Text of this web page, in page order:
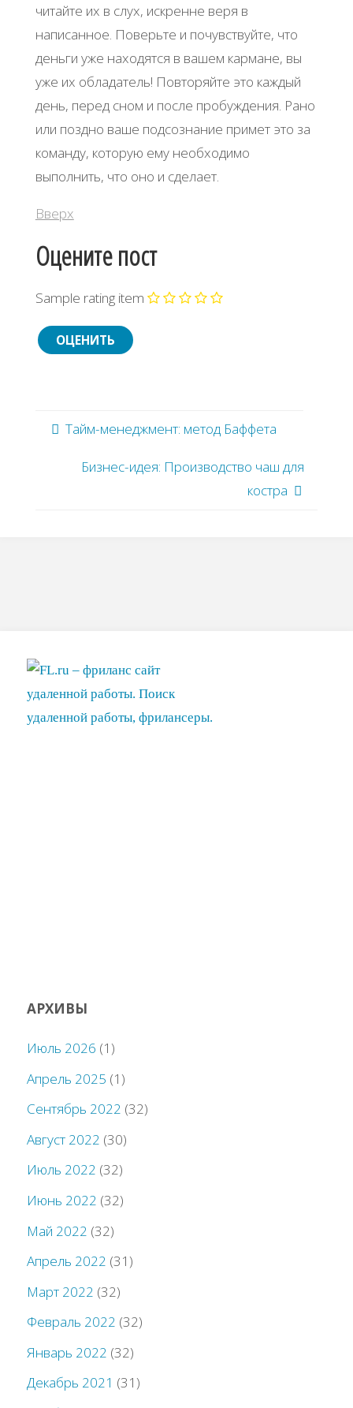
читайте их в слух, искренне веря в
написанное. Поверьте и почувствуйте, что
деньги уже находятся в вашем кармане, вы
уже их обладатель! Повторяйте это каждый
день, перед сном и после пробуждения. Рано
или поздно ваше подсознание примет это за
команду, которую ему необходимо
выполнить, что оно и сделает.
Вверх
Оцените пост
Sample rating item
Тайм-менеджмент: метод Баффета
Бизнес-идея: Производство чаш для
костра
АРХИВЫ
Июль 2026 (1)
Апрель 2025 (1)
Сентябрь 2022 (32)
Август 2022 (30)
Июль 2022 (32)
Июнь 2022 (32)
Май 2022 (32)
Апрель 2022 (31)
Март 2022 (32)
Февраль 2022 (32)
Январь 2022 (32)
Декабрь 2021 (31)